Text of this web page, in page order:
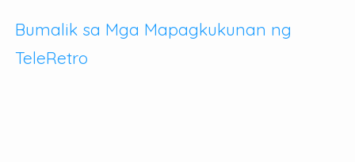
Bumalik sa Mga Mapagkukunan ng
TeleRetro